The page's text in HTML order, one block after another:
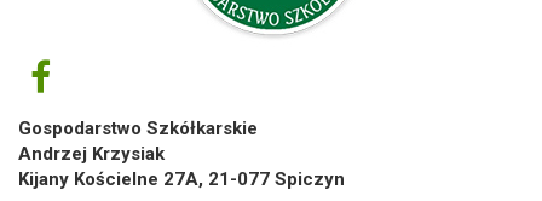
Gospodarstwo Szkółkarskie
Andrzej Krzysiak
Kijany Kościelne 27A, 21-077 Spiczyn